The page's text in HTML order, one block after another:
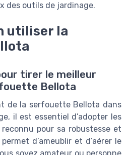
des outils de jardinage.
utiliser la
tirer le meilleur
Bellota
de la serfouette Bellota dans
il est essentiel d’adopter les
pour sa robustesse et
d’ameublir et d’aérer le
soyez amateur ou personne